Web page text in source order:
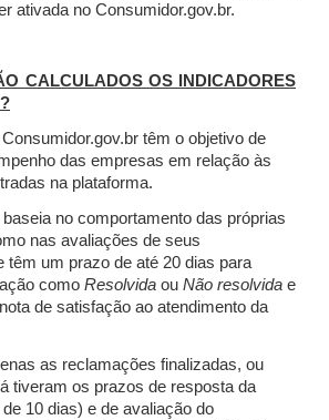
ativada no Consumidor.gov.br.
CALCULADOS OS INDICADORES
têm o objetivo de
das empresas em relação às
na plataforma.
no comportamento das próprias
nas avaliações de seus
têm um prazo de até 20 dias para
como Resolvida ou Não resolvida e
de satisfação ao atendimento da
as reclamações finalizadas, ou
tiveram os prazos de resposta da
10 dias) e de avaliação do